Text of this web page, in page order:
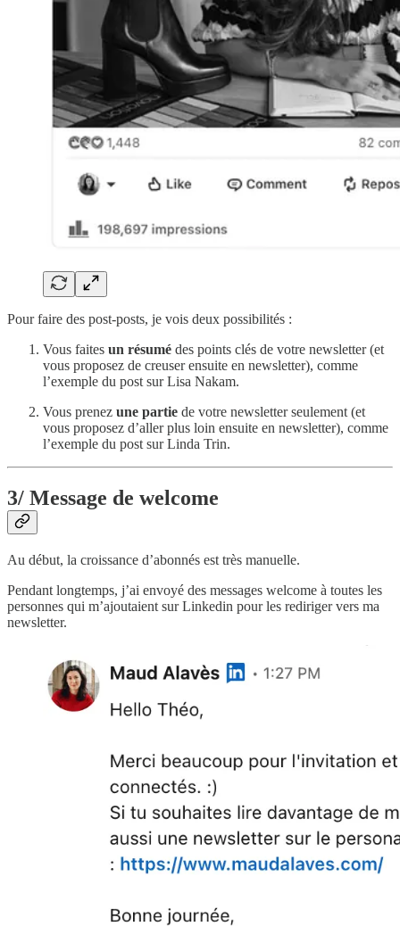
Pour faire des post-posts, je vois deux possibilités :
Vous faites un résumé des points clés de votre newsletter (et
vous proposez de creuser ensuite en newsletter), comme
l’exemple du post sur Lisa Nakam.
Vous prenez une partie de votre newsletter seulement (et
vous proposez d’aller plus loin ensuite en newsletter), comme
l’exemple du post sur Linda Trin.
3/ Message de welcome
Au début, la croissance d’abonnés est très manuelle.
Pendant longtemps, j’ai envoyé des messages welcome à toutes les
personnes qui m’ajoutaient sur Linkedin pour les rediriger vers ma
newsletter.